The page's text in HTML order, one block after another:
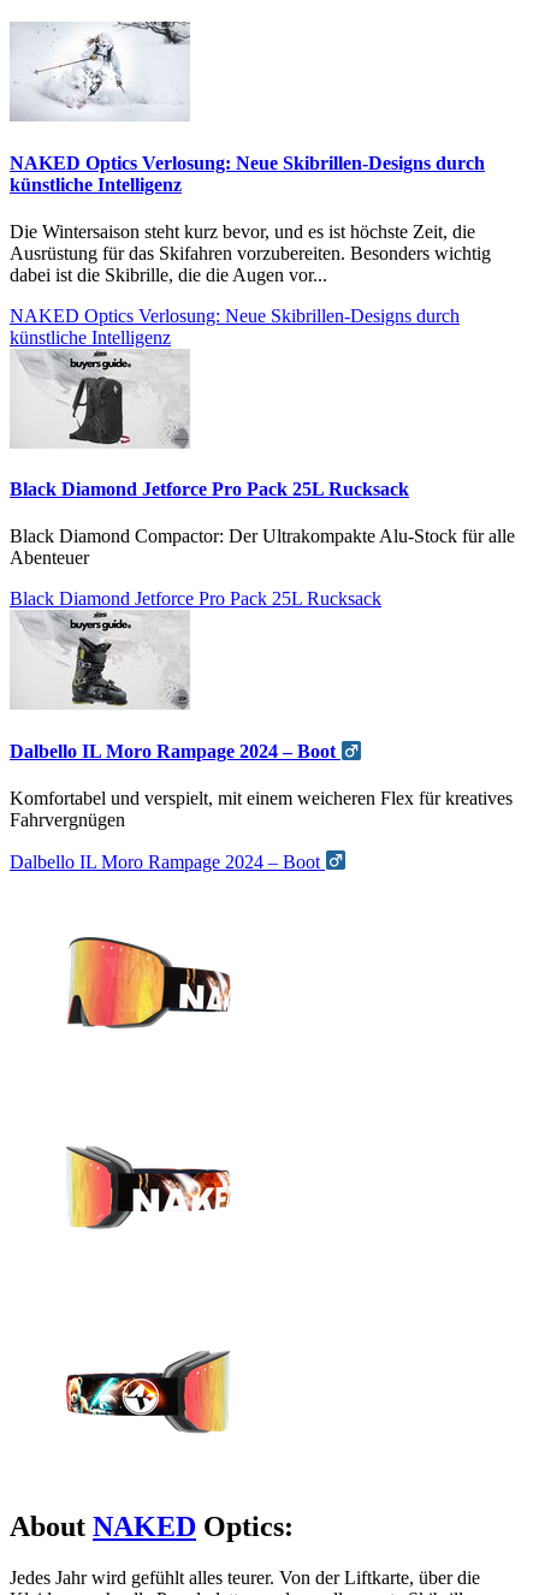
NAKED Optics Verlosung: Neue Skibrillen-Designs durch
künstliche Intelligenz
Die Wintersaison steht kurz bevor, und es ist höchste Zeit, die
Ausrüstung für das Skifahren vorzubereiten. Besonders wichtig
dabei ist die Skibrille, die die Augen vor...
NAKED Optics Verlosung: Neue Skibrillen-Designs durch
künstliche Intelligenz
Black Diamond Jetforce Pro Pack 25L Rucksack
Black Diamond Compactor: Der Ultrakompakte Alu-Stock für alle
Abenteuer
Black Diamond Jetforce Pro Pack 25L Rucksack
Dalbello IL Moro Rampage 2024 – Boot
Komfortabel und verspielt, mit einem weicheren Flex für kreatives
Fahrvergnügen
Dalbello IL Moro Rampage 2024 – Boot
About NAKED Optics:
Jedes Jahr wird gefühlt alles teurer. Von der Liftkarte, über die